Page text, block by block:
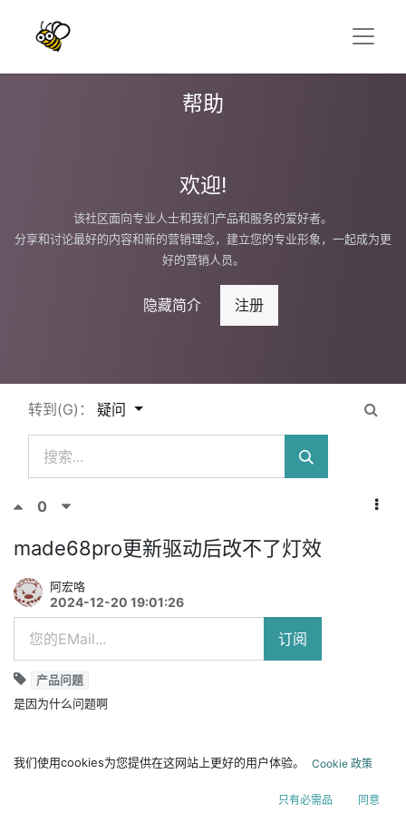
帮助
欢迎!
该社区面向专业人士和我们产品和服务的爱好者。
分享和讨论最好的内容和新的营销理念，建立您的专业形象，一起成为更
好的营销人员。
隐藏简介 注册
转到(G)： 疑问
0
made68pro更新驱动后改不了灯效
阿宏咯
2024-12-20 19:01:26
订阅
产品问题
是因为什么问题啊
答 评论 分享
我们使用cookies为您提供在这网站上更好的用户体验。 Cookie 政策
只有必需品 同意